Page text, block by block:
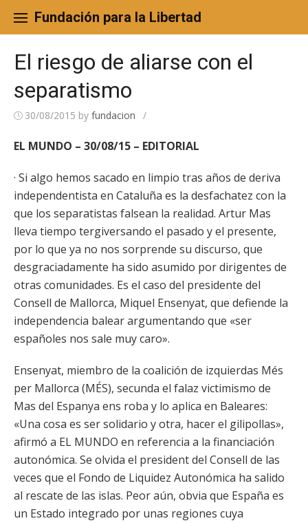
content
Fundación para la Libertad
El riesgo de aliarse con el
separatismo
30/08/2015 by fundacion /
EL MUNDO – 30/08/15 – EDITORIAL
· Si algo hemos sacado en limpio tras años de deriva
independentista en Cataluña es la desfachatez con la
que los separatistas falsean la realidad. Artur Mas
lleva tiempo tergiversando el pasado y el presente,
por lo que ya no nos sorprende su discurso, que
desgraciadamente ha sido asumido por dirigentes de
otras comunidades. Es el caso del presidente del
Consell de Mallorca, Miquel Ensenyat, que defiende la
independencia balear argumentando que «ser
españoles nos sale muy caro».
Ensenyat, miembro de la coalición de izquierdas Més
per Mallorca (MÉS), secunda el falaz victimismo de
Mas del Espanya ens roba y lo aplica en Baleares:
«Una cosa es ser solidario y otra, hacer el gilipollas»,
afirmó a EL MUNDO en referencia a la financiación
autonómica. Se olvida el president del Consell de las
veces que el Fondo de Liquidez Autonómica ha salido
al rescate de las islas. Peor aún, obvia que España es
un Estado integrado por unas regiones cuya